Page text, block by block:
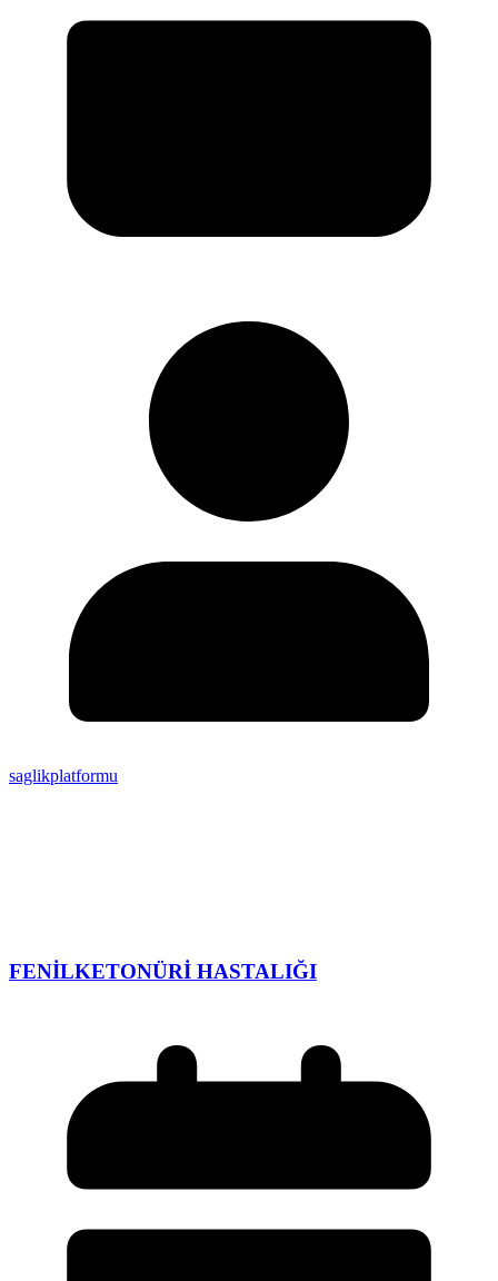
saglikplatformu
FENİLKETONÜRİ HASTALIĞI